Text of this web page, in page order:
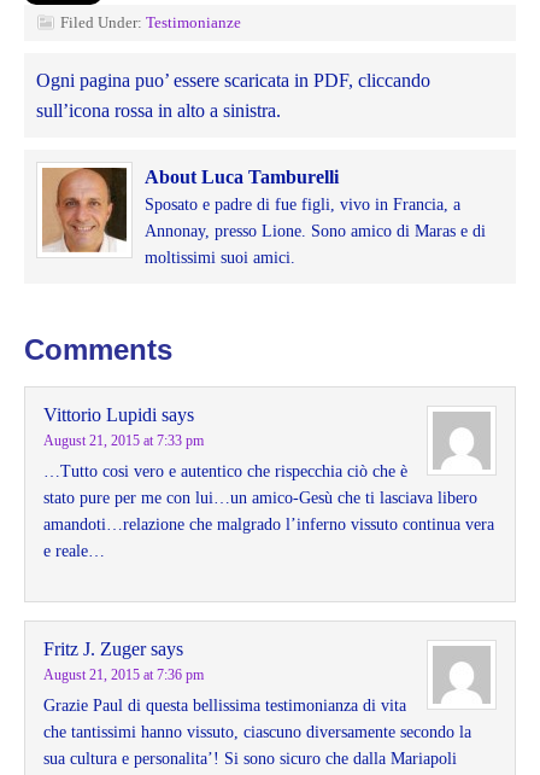
Filed Under: Testimonianze
Ogni pagina puo’ essere scaricata in PDF, cliccando
sull’icona rossa in alto a sinistra.
About Luca Tamburelli
Sposato e padre di fue figli, vivo in Francia, a
Annonay, presso Lione. Sono amico di Maras e di
moltissimi suoi amici.
Comments
Vittorio Lupidi says
August 21, 2015 at 7:33 pm
…Tutto cosi vero e autentico che rispecchia ciò che è
stato pure per me con lui…un amico-Gesù che ti lasciava libero
amandoti…relazione che malgrado l’inferno vissuto continua vera
e reale…
Fritz J. Zuger says
August 21, 2015 at 7:36 pm
Grazie Paul di questa bellissima testimonianza di vita
che tantissimi hanno vissuto, ciascuno diversamente secondo la
sua cultura e personalita’! Si sono sicuro che dalla Mariapoli